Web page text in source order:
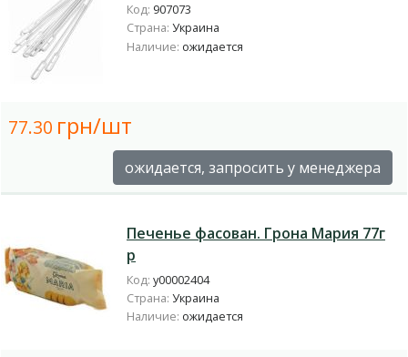
Код: 907073
Страна: Украина
Наличие: ожидается
77.30 грн/шт
ожидается, запросить у менеджера
Печенье фасован. Грона Мария 77г
р
Код: у00002404
Страна: Украина
Наличие: ожидается